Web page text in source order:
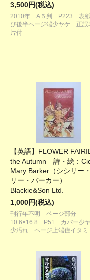
3,500円(税込)
2010年 A５判 P223 表紙
び後半ページ端少ヤケ 正誤
片付
【英語】FLOWER
the Autumn 詩・絵：
Mary Barker（シシリー
リー・バーカー）
Blackie&Son Ltd.
1,000円(税込)
刊行年不明 ページ部分
10.6×16.8 P51 カバー少ヤ
少汚れ ページ上端僅イタ